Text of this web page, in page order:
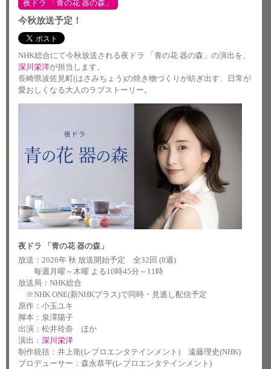
夜ドラ 「青の花 器の森」
今秋放送予定！
NHK総合にて今秋放送される夜ドラ 「青の花 器の森」の演出を、
深川栄洋が担当します。
長崎県波佐見町(はさみちょう)の焼き物づくりが紡ぎ出す、日常が
愛おしくなる大人のラブストーリー。
夜ドラ 「青の花 器の森」
放送：2026年 秋 放送開始予定 全32回 (8週)
毎週月曜～木曜 よる10時45分～11時
放送局：NHK総合
※NHK ONE(新NHKプラス)で同時・見逃し配信予定
原作：小玉ユキ
脚本：泉澤陽子
出演：松井玲奈 ほか
演出： 深川栄洋
制作統括：井上衛(レプロエンタテインメント) 遠藤理史(NHK)
プロデューサー：森永恭平(レプロエンタテインメント)